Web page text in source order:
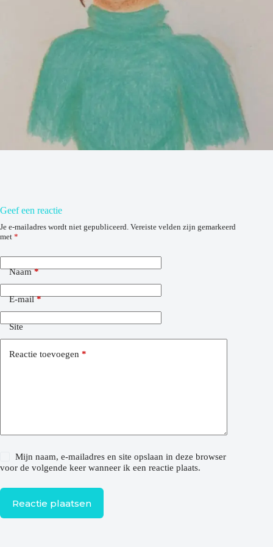
Geef een reactie
Je e-mailadres wordt niet gepubliceerd. Vereiste velden zijn gemarkeerd
met *
Naam*
E-mail*
Site
Reactie toevoegen *
Mijn naam, e-mailadres en site opslaan in deze browser
voor de volgende keer wanneer ik een reactie plaats.
Reactie plaatsen